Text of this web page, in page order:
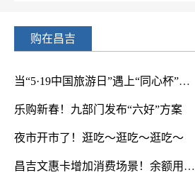
购在昌吉
当“5·19中国旅游日”遇上“同心杯”疆超联赛，昌吉州免票+折扣畅玩不停！
乐购新春！九部门发布“六好”方案
夜市开市了！逛吃～逛吃～逛吃～
昌吉文惠卡增加消费场景！余额用完可续充返券